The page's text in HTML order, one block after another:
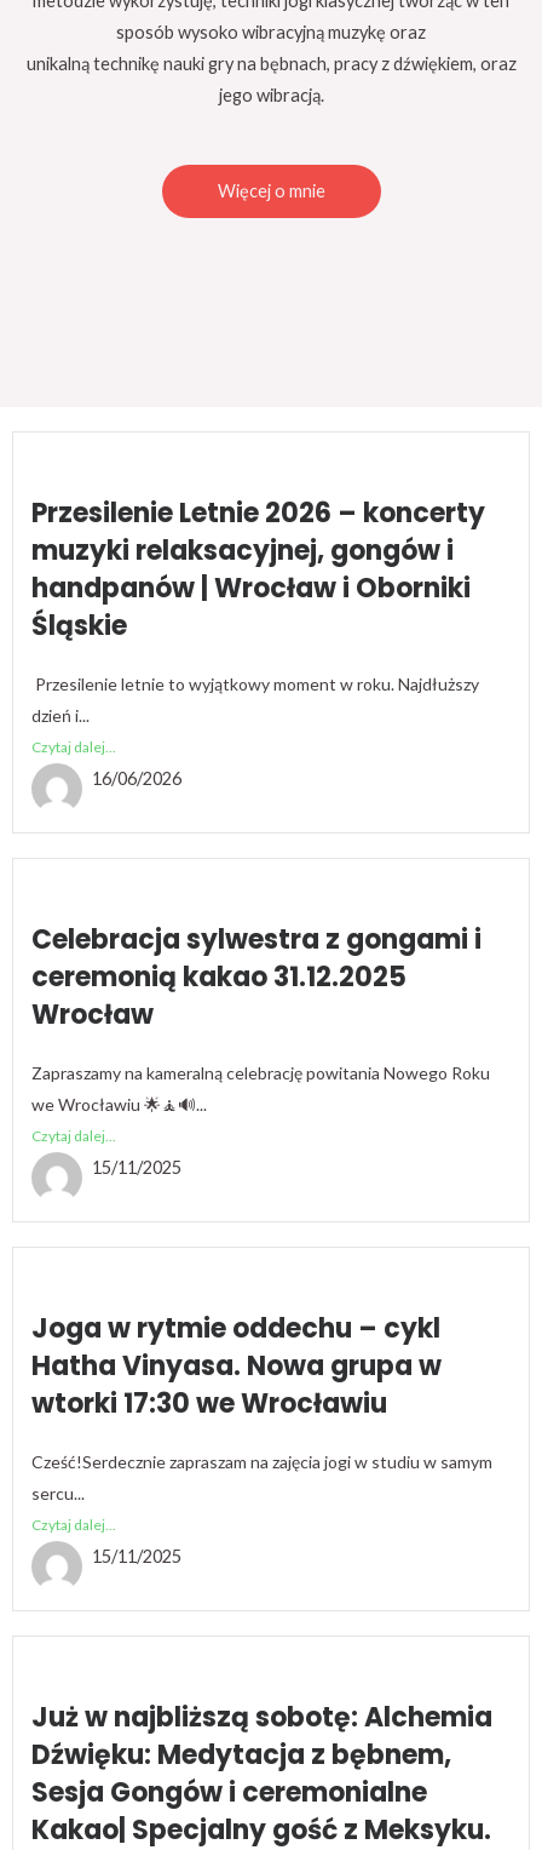
sposób wysoko wibracyjną muzykę oraz
unikalną technikę nauki gry na bębnach, pracy z dźwiękiem, oraz
jego wibracją.
Więcej o mnie
Przesilenie Letnie 2026 – koncerty
muzyki relaksacyjnej, gongów i
handpanów | Wrocław i Oborniki
Śląskie
Przesilenie letnie to wyjątkowy moment w roku. Najdłuższy
dzień i...
Czytaj dalej...
16/06/2026
Celebracja sylwestra z gongami i
ceremonią kakao 31.12.2025
Wrocław
Zapraszamy na kameralną celebrację powitania Nowego Roku
we Wrocławiu 🌟🧘🔊...
Czytaj dalej...
15/11/2025
Joga w rytmie oddechu – cykl
Hatha Vinyasa. Nowa grupa w
wtorki 17:30 we Wrocławiu
Cześć!Serdecznie zapraszam na zajęcia jogi w studiu w samym
sercu...
Czytaj dalej...
15/11/2025
Już w najbliższą sobotę: Alchemia
Dźwięku: Medytacja z bębnem,
Sesja Gongów i ceremonialne
Kakao| Specjalny gość z Meksyku.